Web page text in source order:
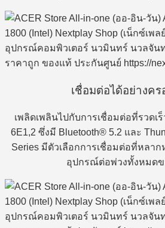
เชื่อมต่อได้อย่างค
เพลิดเพลินไปกับการเชื่อมต่อที่รวดเ
6E1,2 ซึ่งมี Bluetooth® 5.2 และ
Series มีตัวเลือกการเชื่อมต่อที่หลาก
อุปกรณ์ต่อพ่วงทั้งหมด